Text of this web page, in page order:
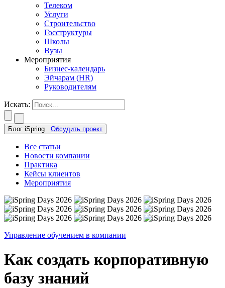
Телеком
Услуги
Строительство
Госструктуры
Школы
Вузы
Мероприятия
Бизнес-календарь
Эйчарам (HR)
Руководителям
Искать:
Блог iSpring Обсудить проект
Все статьи
Новости компании
Практика
Кейсы клиентов
Мероприятия
Управление обучением в компании
Как создать корпоративную
базу знаний